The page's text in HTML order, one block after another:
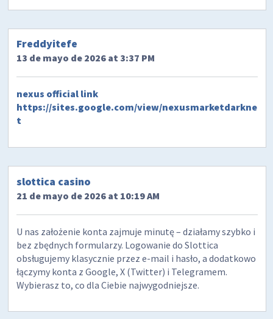
Freddyitefe
13 de mayo de 2026 at 3:37 PM
nexus official link
https://sites.google.com/view/nexusmarketdarkne
t
slottica casino
21 de mayo de 2026 at 10:19 AM
U nas założenie konta zajmuje minutę – działamy szybko i
bez zbędnych formularzy. Logowanie do Slottica
obsługujemy klasycznie przez e-mail i hasło, a dodatkowo
łączymy konta z Google, X (Twitter) i Telegramem.
Wybierasz to, co dla Ciebie najwygodniejsze.